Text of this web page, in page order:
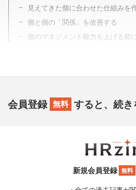
見えてきた個に合わせた仕組みを
個と個の「関係」を改善する
個のマネジメント能力を上げる前
会員登録 無料 すると、続き
新規会員登録 無料